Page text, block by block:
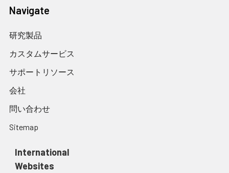
Navigate
研究製品
カスタムサービス
サポートリソース
会社
問い合わせ
Sitemap
International
Websites